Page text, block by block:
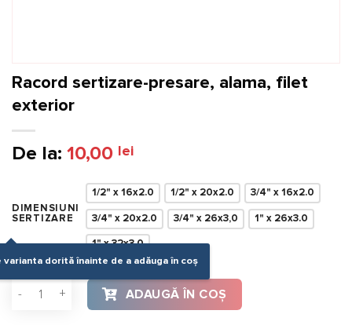
Racord sertizare-presare, alama, filet
exterior
De la: 10,00 lei
DIMENSIUNI
SERTIZARE
1/2" x 16x2.0 1/2" x 20x2.0 3/4" x 16x2.0
3/4" x 20x2.0 3/4" x 26x3,0 1" x 26x3.0
1" x 32x3.0
varianta dorită înainte de a adăuga în coș
Cantitate Racord sertizare-presare, alama, filet exterior
ADAUGĂ ÎN COȘ